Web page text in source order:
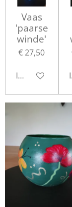
Vaas
'paarse
winde'
€ 27,50
In winkelwagen